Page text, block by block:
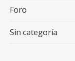
Foro
Sin categoría